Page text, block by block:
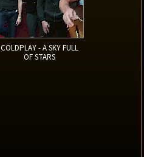
COLDPLAY - A SKY FULL
OF STARS